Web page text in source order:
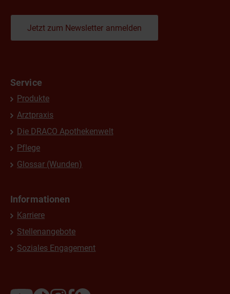
Jetzt zum Newsletter anmelden
Service
Produkte
Arztpraxis
Die DRACO Apothekenwelt
Pflege
Glossar (Wunden)
Informationen
Karriere
Stellenangebote
Soziales Engagement